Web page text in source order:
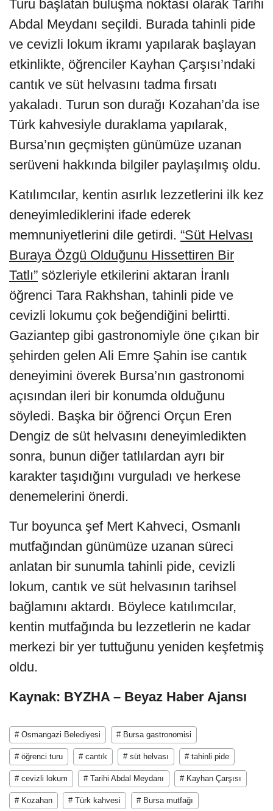
Turu başlatan buluşma noktası olarak Tarihi
Abdal Meydanı seçildi. Burada tahinli pide
ve cevizli lokum ikramı yapılarak başlayan
etkinlikte, öğrenciler Kayhan Çarşısı’ndaki
cantık ve süt helvasını tadma fırsatı
yakaladı. Turun son durağı Kozahan’da ise
Türk kahvesiyle duraklama yapılarak,
Bursa’nın geçmişten günümüze uzanan
serüveni hakkında bilgiler paylaşılmış oldu.
Katılımcılar, kentin asırlık lezzetlerini ilk kez
deneyimlediklerini ifade ederek
memnuniyetlerini dile getirdi. “Süt Helvası
Buraya Özgü Olduğunu Hissettiren Bir
Tatlı” sözleriyle etkilerini aktaran İranlı
öğrenci Tara Rakhshan, tahinli pide ve
cevizli lokumu çok beğendiğini belirtti.
Gaziantep gibi gastronomiyle öne çıkan bir
şehirden gelen Ali Emre Şahin ise cantık
deneyimini överek Bursa’nın gastronomi
açısından ileri bir konumda olduğunu
söyledi. Başka bir öğrenci Orçun Eren
Dengiz de süt helvasını deneyimledikten
sonra, bunun diğer tatlılardan ayrı bir
karakter taşıdığını vurguladı ve herkese
denemelerini önerdi.
Tur boyunca şef Mert Kahveci, Osmanlı
mutfağından günümüze uzanan süreci
anlatan bir sunumla tahinli pide, cevizli
lokum, cantık ve süt helvasının tarihsel
bağlamını aktardı. Böylece katılımcılar,
kentin mutfağında bu lezzetlerin ne kadar
merkezi bir yer tuttuğunu yeniden keşfetmiş
oldu.
Kaynak: BYZHA – Beyaz Haber Ajansı
# Osmangazi Belediyesi # Bursa gastronomisi
# öğrenci turu # cantık # süt helvası # tahinli pide
# cevizli lokum # Tarihi Abdal Meydanı # Kayhan Çarşısı
# Kozahan # Türk kahvesi # Bursa mutfağı